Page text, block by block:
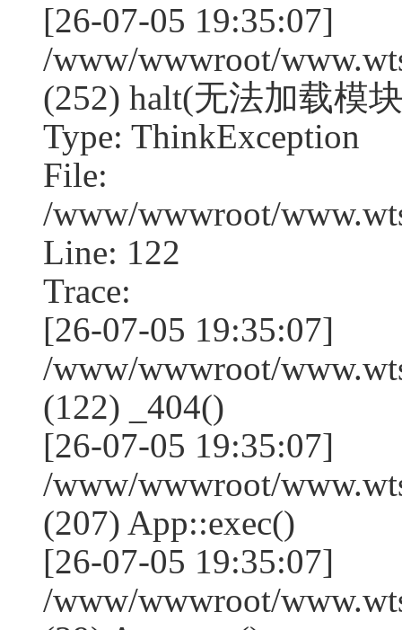
[26-07-05 19:35:07]
/www/wwwroot/
(252) halt(无法加载模
Type: ThinkException
File:
/www/wwwroot/
Line: 122
Trace:
[26-07-05 19:35:07]
/www/wwwroot/
(122) _404()
[26-07-05 19:35:07]
/www/wwwroot/
(207) App::exec()
[26-07-05 19:35:07]
/www/wwwroot/